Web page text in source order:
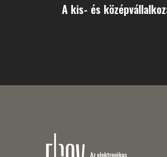
A kis- és